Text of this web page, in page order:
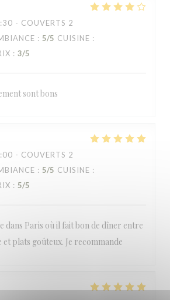
- COUVERTS 2
: 5/5 CUISINE :
: 3/5
sont bons
- COUVERTS 2
: 5/5 CUISINE :
: 5/5
dans Paris où il fait bon de dîner entre
et plats goûteux. Je recommande